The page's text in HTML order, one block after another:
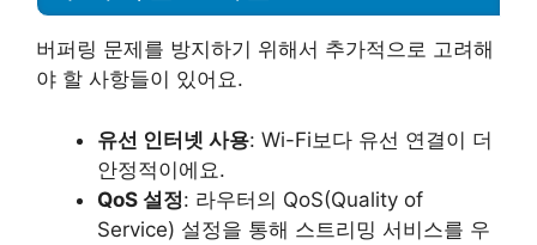
버퍼링 문제를 방지하기 위해서 추가적으로 고려해
야 할 사항들이 있어요.
유선 인터넷 사용: Wi-Fi보다 유선 연결이 더
안정적이에요.
QoS 설정: 라우터의 QoS(Quality of
Service) 설정을 통해 스트리밍 서비스를 우